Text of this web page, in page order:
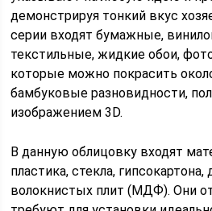
демонстрируя тонкий вкус
серии входят бумажные,
текстильные, жидкие обои,
которые можно покрасить
бамбуковые разновидности,
изображением 3D.
В данную облицовку входят
пластика, стекла, гипсокартона,
волокнистых плит (МДФ). Они